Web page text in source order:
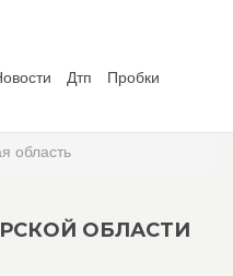
Дтп
Пробки
область
ОБЛАСТИ